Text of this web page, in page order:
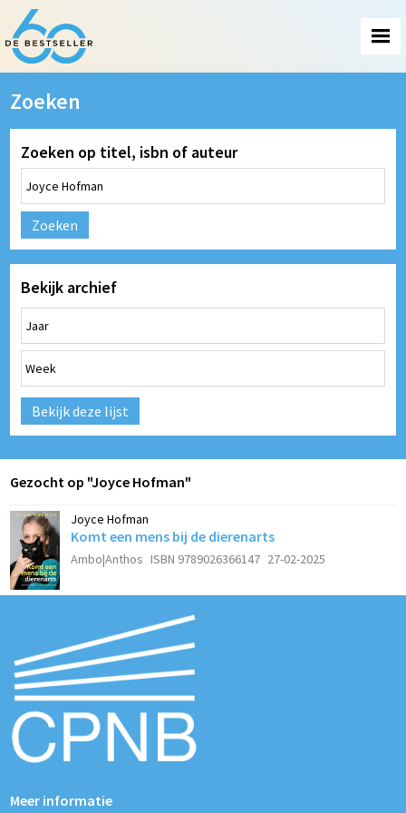
Zoeken
Zoeken op titel, isbn of auteur
Zoeken
Bekijk archief
Bekijk deze lijst
Gezocht op "Joyce Hofman"
Joyce Hofman
Komt een mens bij de dierenarts
Ambo|Anthos ISBN 9789026366147 27-02-2025
Meer informatie